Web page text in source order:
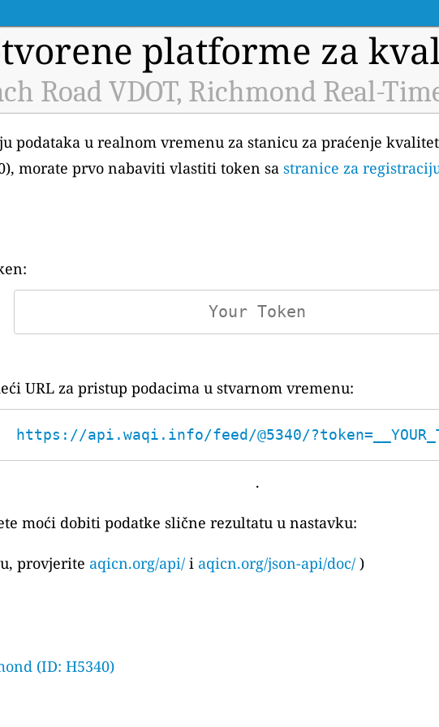
platforme za
Road VDOT, Richmond Real-
podataka u realnom vremenu za stanicu za praćenje
morate prvo nabaviti vlastiti token sa stranice za
URL za pristup podacima u stvarnom vremenu:
https://api.waqi.info/feed/@5340/
.
moći dobiti podatke slične rezultatu u nastavku:
provjerite aqicn.org/api/ i aqicn.org/json-api/doc/ )
(ID: H5340)